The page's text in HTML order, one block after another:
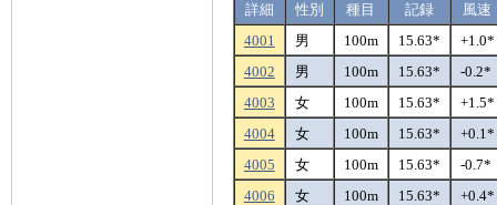
詳細 性別 種目 記録
風速
4001
男 100m 15.63*
+1.0*
4002
男 100m 15.63*
-0.2*
4003
女 100m 15.63*
+1.5*
4004
女 100m 15.63*
+0.1*
4005
女 100m 15.63*
-0.7*
4006
女 100m 15.63*
+0.4*